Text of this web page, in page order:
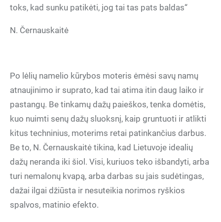
toks, kad sunku patikėti, jog tai tas pats baldas“
N. Černauskaitė
Po lėlių namelio kūrybos moteris ėmėsi savų namų
atnaujinimo ir suprato, kad tai atima itin daug laiko ir
pastangų. Be tinkamų dažų paieškos, tenka domėtis,
kuo nuimti senų dažų sluoksnį, kaip gruntuoti ir atlikti
kitus techninius, moterims retai patinkančius darbus.
Be to, N. Černauskaitė tikina, kad Lietuvoje idealių
dažų neranda iki šiol. Visi, kuriuos teko išbandyti, arba
turi nemalonų kvapą, arba darbas su jais sudėtingas,
dažai ilgai džiūsta ir nesuteikia norimos ryškios
spalvos, matinio efekto.